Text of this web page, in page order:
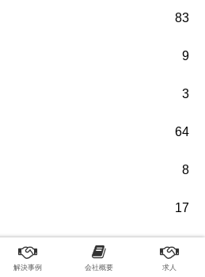
83
9
3
64
8
17
18
解決事例 会社概要 求人